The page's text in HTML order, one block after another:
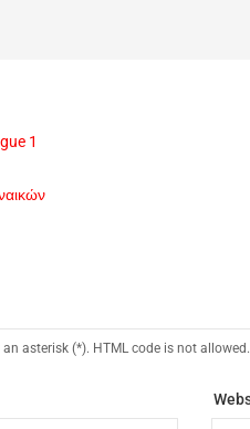
1
asterisk (*). HTML code is not allowed.